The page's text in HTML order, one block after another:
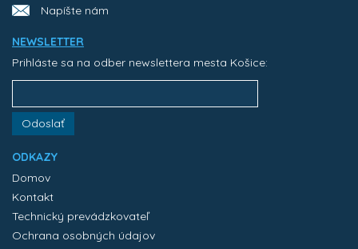
Napíšte nám
NEWSLETTER
Prihláste sa na odber newslettera mesta Košice:
Odoslať
ODKAZY
Domov
Kontakt
Technický prevádzkovateľ
Ochrana osobných údajov